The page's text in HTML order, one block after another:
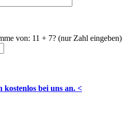
von: 11 + 7? (nur Zahl eingeben)
kostenlos bei uns an. <